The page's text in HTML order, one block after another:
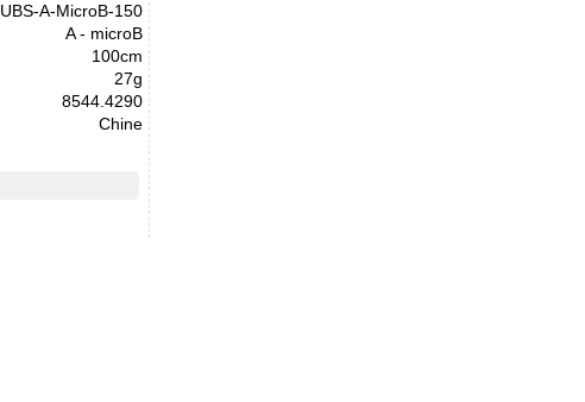
UBS-A-MicroB-150
A - microB
100cm
27g
8544.4290
Chine